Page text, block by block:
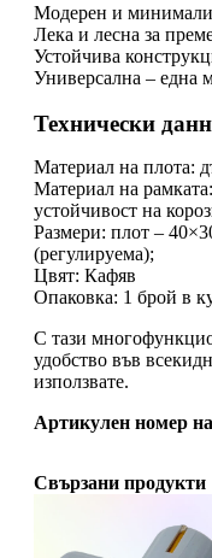
Модерен и
Лека и лесна за
Устойчива
Универсална – една
Технически
Материал на плота:
Материал на
устойчивост на
Размери: плот –
(регулируема);
Цвят: Кафяв
Опаковка: 1 брой в
С тази
удобство във
използвате.
Артикулен номер
Свързани продукти